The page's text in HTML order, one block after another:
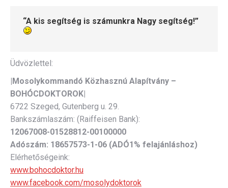
“A kis segítség is számunkra Nagy segítség!”
Üdvözlettel:
|Mosolykommandó Közhasznú Alapítvány –
BOHÓCDOKTOROK|
6722 Szeged, Gutenberg u. 29.
Bankszámlaszám: (Raiffeisen Bank):
12067008-01528812-00100000
Adószám: 18657573-1-06 (ADÓ1% felajánláshoz)
Elérhetőségeink:
www.bohocdoktor.hu
www.facebook.com/mosolydoktorok